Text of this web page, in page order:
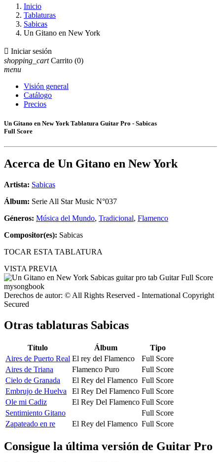
Inicio
Tablaturas
Sabicas
Un Gitano en New York
 Iniciar sesión
shopping_cart Carrito (0)
menu
Visión general
Catálogo
Precios
Un Gitano en New York Tablatura Guitar Pro - Sabicas
Full Score
Acerca de Un Gitano en New York
Artista: Sabicas
Álbum: Serie All Star Music N°037
Géneros: Música del Mundo, Tradicional, Flamenco
Compositor(es): Sabicas
TOCAR ESTA TABLATURA
VISTA PREVIA
Derechos de autor: © All Rights Reserved - International Copyright
Secured
Otras tablaturas Sabicas
Título Álbum
Tipo
Aires de Puerto Real El rey del Flamenco
Full Score
Aires de Triana
Flamenco Puro
Full Score
Cielo de Granada
El Rey del Flamenco Full Score
Embrujo de Huelva
El Rey Del Flamenco Full Score
Ole mi Cadiz
El Rey Del Flamenco Full Score
Sentimiento Gitano
Full Score
Zapateado en re
El Rey del Flamenco Full Score
Consigue la última versión de Guitar Pro